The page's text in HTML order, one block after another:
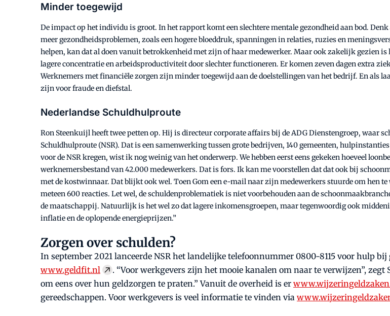
Minder toegewijd
De impact op het individu is groot. In het rapport komt een slechtere mentale gezondheid aan bod.
meer gezondheidsproblemen, zoals een hogere bloeddruk, spanningen in relaties, ruzies en
helpen, kan dat al doen vanuit betrokkenheid met zijn of haar medewerker. Maar ook zakelijk gezien
lagere concentratie en arbeidsproductiviteit door slechter functioneren. Er komen zeven dagen extra
Werknemers met financiële zorgen zijn minder toegewijd aan de doelstellingen van het bedrijf. En als
zijn voor fraude en diefstal.
Nederlandse Schuldhulproute
Ron Steenkuijl heeft twee petten op. Hij is directeur corporate affairs bij de ADG Dienstengroep, waar
Schuldhulproute (NSR). Dat is een samenwerking tussen grote bedrijven, 140 gemeenten,
voor de NSR kregen, wist ik nog weinig van het onderwerp. We hebben eerst eens gekeken hoeveel
werknemersbestand van 42.000 medewerkers. Dat is fors. Ik kan me voorstellen dat dat ook bij
met de kostwinnaar. Dat blijkt ook wel. Toen Gom een e-mail naar zijn medewerkers stuurde om hen
meteen 600 reacties. Let wel, de schuldenproblematiek is niet voorbehouden aan de
de maatschappij. Natuurlijk is het wel zo dat lagere inkomensgroepen, maar tegenwoordig ook
inflatie en de oplopende energieprijzen.”
Zorgen over schulden?
In september 2021 lanceerde NSR het landelijke telefoonnummer 0800-8115 voor hulp
www.geldfit.nl
. “Voor werkgevers zijn het mooie kanalen om naar te verwijzen”,
om eens over hun geldzorgen te praten.” Vanuit de overheid is er
gereedschappen. Voor werkgevers is veel informatie te vinden via